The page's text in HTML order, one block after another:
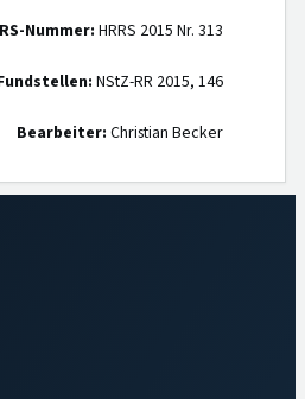
Nummer: HRRS 2015 Nr. 313
NStZ-RR 2015, 146
Bearbeiter: Christian Becker